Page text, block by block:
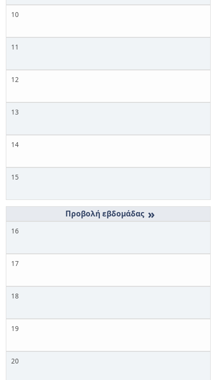
10
11
12
13
14
15
»
16
17
18
19
20